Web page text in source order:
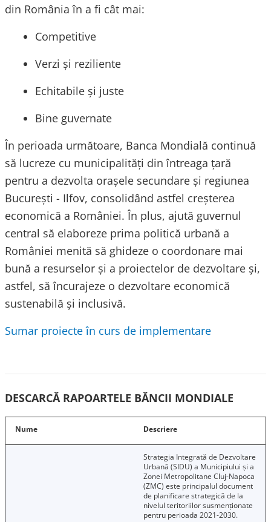
din România în a fi cât mai:
Competitive
Verzi și reziliente
Echitabile și juste
Bine guvernate
În perioada următoare, Banca Mondială continuă
să lucreze cu municipalități din întreaga țară
pentru a dezvolta orașele secundare și regiunea
București - Ilfov, consolidând astfel creșterea
economică a României. În plus, ajută guvernul
central să elaboreze prima politică urbană a
României menită să ghideze o coordonare mai
bună a resurselor și a proiectelor de dezvoltare și,
astfel, să încurajeze o dezvoltare economică
sustenabilă și inclusivă.
Sumar proiecte în curs de implementare
DESCARCĂ RAPOARTELE BĂNCII MONDIALE
Nume Descriere
Strategia Integrată de Dezvoltare
Urbană (SIDU) a Municipiului și a
Zonei Metropolitane Cluj-Napoca
(ZMC) este principalul document
de planificare strategică de la
nivelul teritoriilor susmenționate
pentru perioada 2021-2030.